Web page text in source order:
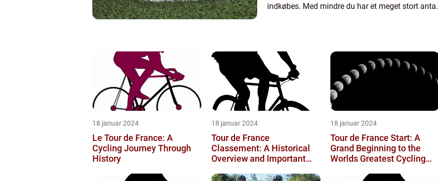
indkøbes. Med mindre du har et meget stort antal
18 januar 2024
Le Tour de France: A
Cycling Journey Through
History
18 januar 2024
Tour de France
Classement: A Historical
Overview and Important
18 januar 2024
Tour de France Start: A
Grand Beginning to the
Worlds Greatest Cycling